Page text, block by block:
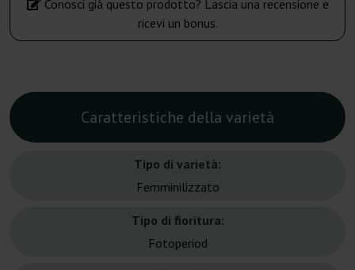
Conosci già questo prodotto? Lascia una recensione e
ricevi un bonus.
Caratteristiche della varietà
Tipo di varietà:
Femminilizzato
Tipo di fioritura:
Fotoperiod